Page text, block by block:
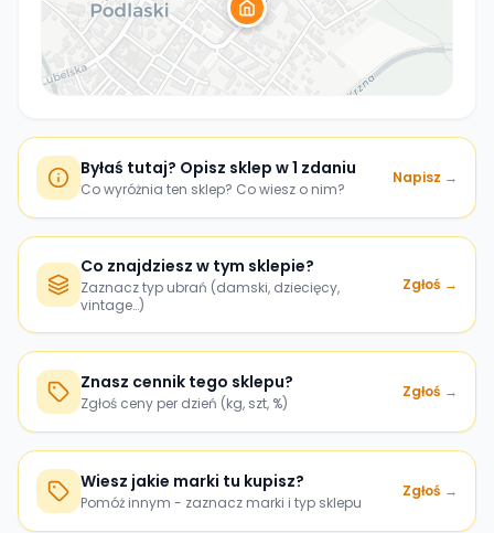
Byłaś tutaj? Opisz sklep w 1 zdaniu
Co wyróżnia ten sklep? Co wiesz o nim?
Napisz →
Co znajdziesz w tym sklepie?
Zaznacz typ ubrań (damski, dziecięcy,
vintage…)
Zgłoś →
Znasz cennik tego sklepu?
Zgłoś ceny per dzień (kg, szt, %)
Zgłoś →
Wiesz jakie marki tu kupisz?
Pomóż innym - zaznacz marki i typ sklepu
Zgłoś →